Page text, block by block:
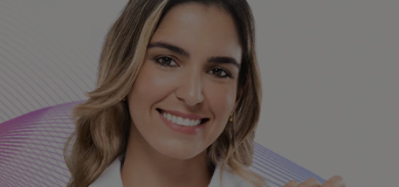
CHEQUEO DE SALUD BUCAL
SELECCIÓN DE PRODUCTOS
PARA PROFESIONALES